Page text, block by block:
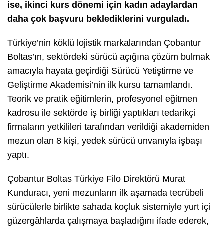
ise, ikinci kurs dönemi için kadın adaylardan
daha çok başvuru beklediklerini vurguladı.
Türkiye’nin köklü lojistik markalarından Çobantur
Boltas’ın, sektördeki sürücü açığına çözüm bulmak
amacıyla hayata geçirdiği Sürücü Yetiştirme ve
Geliştirme Akademisi’nin ilk kursu tamamlandı.
Teorik ve pratik eğitimlerin, profesyonel eğitmen
kadrosu ile sektörde iş birliği yaptıkları tedarikçi
firmaların yetkilileri tarafından verildiği akademiden
mezun olan 8 kişi, yedek sürücü unvanıyla işbaşı
yaptı.
Çobantur Boltas Türkiye Filo Direktörü Murat
Kunduracı, yeni mezunların ilk aşamada tecrübeli
sürücülerle birlikte sahada koçluk sistemiyle yurt içi
güzergâhlarda çalışmaya başladığını ifade ederek,